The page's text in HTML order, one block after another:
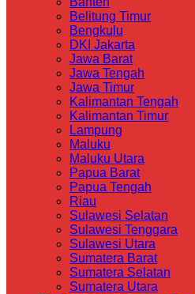
Belitung Timur
Bengkulu
DKI Jakarta
Jawa Barat
Jawa Tengah
Jawa Timur
Kalimantan Tengah
Kalimantan Timur
Lampung
Maluku
Maluku Utara
Papua Barat
Papua Tengah
Riau
Sulawesi Selatan
Sulawesi Tenggara
Sulawesi Utara
Sumatera Barat
Sumatera Selatan
Sumatera Utara